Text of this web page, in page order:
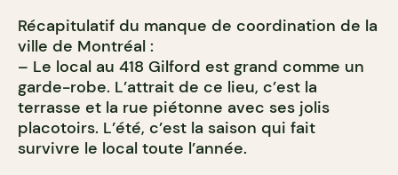
Récapitulatif du manque de coordination de la
ville de Montréal :
– Le local au 418 Gilford est grand comme un
garde-robe. L’attrait de ce lieu, c’est la
terrasse et la rue piétonne avec ses jolis
placotoirs. L’été, c’est la saison qui fait
survivre le local toute l’année.